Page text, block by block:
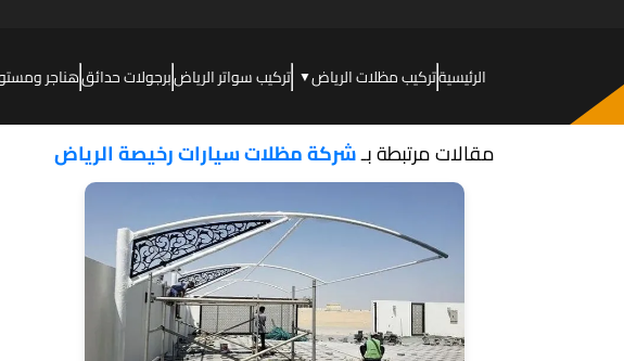
الرئيسيةتركيب مظلات الرياض▼ تركيب سواتر الرياضبرجولات حدائقهناجر
مقالات مرتبطة بـشركة مظلات سيارات رخيصة الرياض